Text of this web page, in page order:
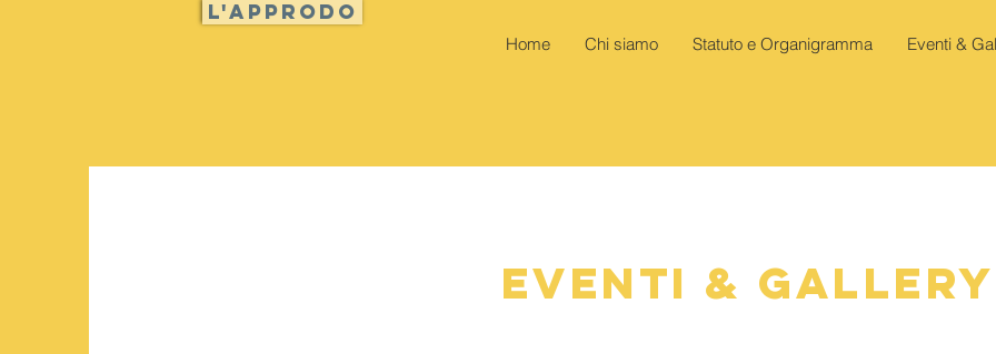
L'approdo
Home Chi siamo Statuto e Organigramma Eventi &
Eventi & Gallery